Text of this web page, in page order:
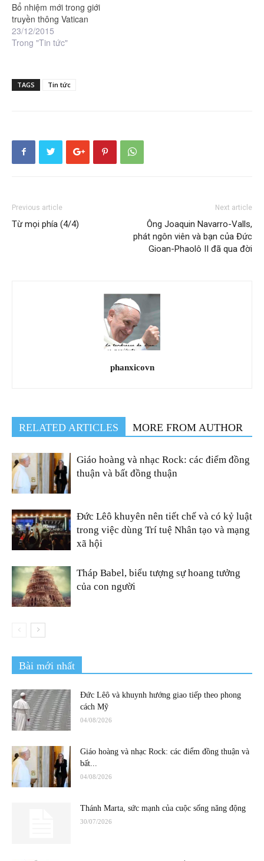
Bổ nhiệm mới trong giới
truyền thông Vatican
23/12/2015
Trong "Tin tức"
TAGS Tin tức
Previous article
Từ mọi phía (4/4)
Next article
Ông Joaquin Navarro-Valls,
phát ngôn viên và bạn của Đức
Gioan-Phaolô II đã qua đời
phanxicovn
RELATED ARTICLES MORE FROM AUTHOR
Giáo hoàng và nhạc Rock: các điểm đồng
thuận và bất đồng thuận
Đức Lêô khuyên nên tiết chế và có kỷ luật
trong việc dùng Trí tuệ Nhân tạo và mạng
xã hội
Tháp Babel, biểu tượng sự hoang tưởng
của con người
Bài mới nhất
Đức Lêô và khuynh hướng giao tiếp theo phong
cách Mỹ
04/08/2026
Giáo hoàng và nhạc Rock: các điểm đồng thuận và
bất...
04/08/2026
Thánh Marta, sức mạnh của cuộc sống năng động
30/07/2026